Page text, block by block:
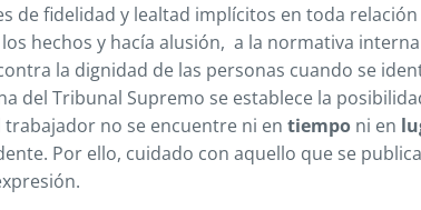
de fidelidad y lealtad implícitos en toda
hechos y hacía alusión, a la normativa
la dignidad de las personas cuando se
del Tribunal Supremo se establece la
no se encuentre ni en tiempo ni en
Por ello, cuidado con aquello que se